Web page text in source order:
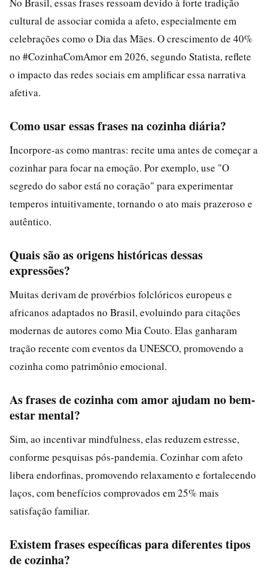
cultural de associar comida a afeto, especialmente em
celebrações como o Dia das Mães. O crescimento de 40%
no #CozinhaComAmor em 2026, segundo Statista, reflete
o impacto das redes sociais em amplificar essa narrativa
afetiva.
Como usar essas frases na cozinha diária?
Incorpore-as como mantras: recite uma antes de começar a
cozinhar para focar na emoção. Por exemplo, use "O
segredo do sabor está no coração" para experimentar
temperos intuitivamente, tornando o ato mais prazeroso e
autêntico.
Quais são as origens históricas dessas
expressões?
Muitas derivam de provérbios folclóricos europeus e
africanos adaptados no Brasil, evoluindo para citações
modernas de autores como Mia Couto. Elas ganharam
tração recente com eventos da UNESCO, promovendo a
cozinha como patrimônio emocional.
As frases de cozinha com amor ajudam no bem-
estar mental?
Sim, ao incentivar mindfulness, elas reduzem estresse,
conforme pesquisas pós-pandemia. Cozinhar com afeto
libera endorfinas, promovendo relaxamento e fortalecendo
laços, com benefícios comprovados em 25% mais
satisfação familiar.
Existem frases específicas para diferentes tipos
de cozinha?